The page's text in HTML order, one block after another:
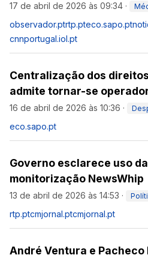
17 de abril de 2026 às 09:34 ·
observador.ptrtp.pteco.sapo.pt
cnnportugal.iol.pt
Centralização dos
admite tornar-se
16 de abril de 2026 às 10:36 ·
eco.sapo.pt
Governo esclarece uso
monitorização NewsWhip
13 de abril de 2026 às 14:53 ·
rtp.ptcmjornal.ptcmjornal.pt
André Ventura e